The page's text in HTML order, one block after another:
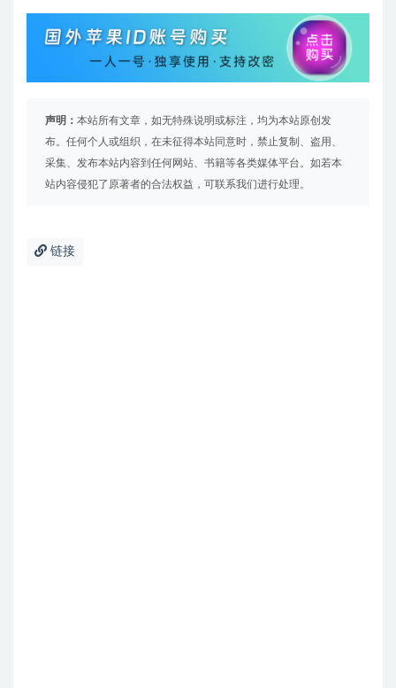
声明： 本站所有文章，如无特殊说明或标注，均为本站原创发
布。任何个人或组织，在未征得本站同意时，禁止复制、盗用、
采集、发布本站内容到任何网站、书籍等各类媒体平台。如若本
站内容侵犯了原著者的合法权益，可联系我们进行处理。
链接